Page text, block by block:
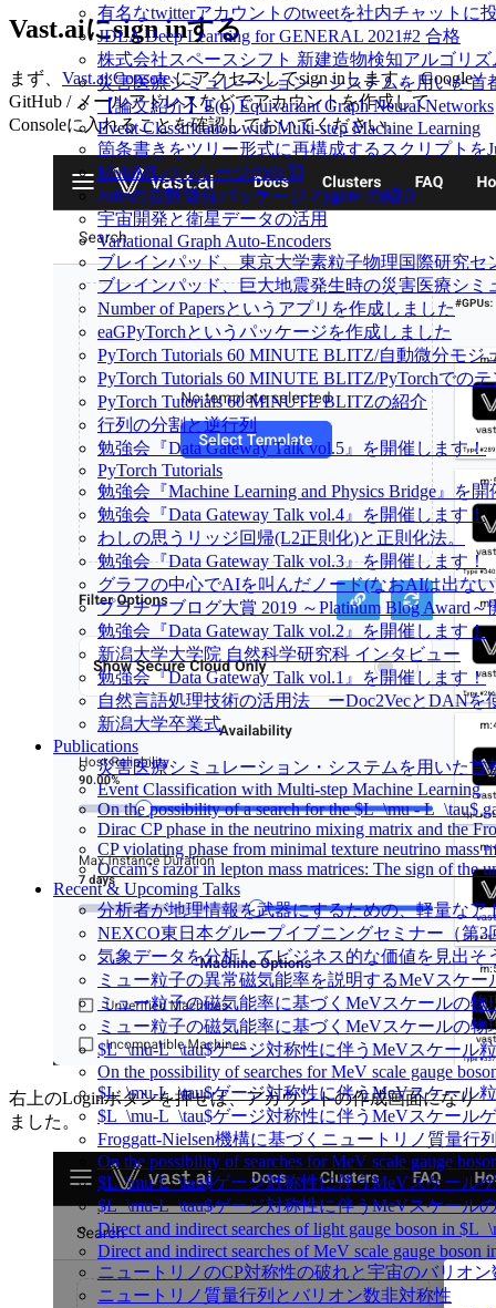
有名なtwitterアカウントのtweetを社内チャットに
JDLA Deep Learning for GENERAL 2021#2 合格
株式会社スペースシフト 新建造物検知アルゴリズ
災害医療シミュレーション・システムを用いた首
【論文紹介】E(n) Equivariant Graph Neural Networks
Event Classification with Multi-step Machine Learning
箇条書きをツリー形式に再構成するスクリプトを
MultiMLパッケージの公開
Juliaの自動微分パッケージ Zygote の紹介
宇宙開発と衛星データの活用
Variational Graph Auto-Encoders
ブレインパッド、東京大学素粒子物理国際研究
ブレインパッド、巨大地震発生時の災害医療シ
Number of Papersというアプリを作成しました
eaGPyTorchというパッケージを作成しました
PyTorch Tutorials 60 MINUTE BLITZ/自動微分モジ
PyTorch Tutorials 60 MINUTE BLITZ/PyTorchでの
PyTorch Tutorials 60 MINUTE BLITZの紹介
行列の分割と逆行列
勉強会『Data Gateway Talk vol.5』を開催します！
PyTorch Tutorials
勉強会『Machine Learning and Physics Bridge』を
勉強会『Data Gateway Talk vol.4』を開催します！
わしの思うリッジ回帰(L2正則化)と正則化法。
勉強会『Data Gateway Talk vol.3』を開催します！
グラフの中心でAIを叫んだノード(なおAIは出な
プラチナブログ大賞 2019 ～Platinum Blog Award
勉強会『Data Gateway Talk vol.2』を開催します！
新潟大学大学院 自然科学研究科 インタビュー
勉強会『Data Gateway Talk vol.1』を開催します！
自然言語処理技術の活用法 ーDoc2VecとDANを
新潟大学卒業式
Publications
災害医療シミュレーション・システムを用いた首
Event Classification with Multi-step Machine Learning
On the possibility of a search for the $L_\mu - L_\tau$
Dirac CP phase in the neutrino mixing matrix and the
CP violating phase from minimal texture neutrino mass
Occam’s razor in lepton mass matrices: The sign of the
Recent & Upcoming Talks
分析者が地理情報を武器にするための、軽量なア
NEXCO東日本グループイブニングセミナー（第
気象データを分析してビジネス的な価値を見出そ
ミュー粒子の異常磁気能率を説明するMeVスケー
ミュー粒子の磁気能率に基づくMeVスケールの物
ミュー粒子の磁気能率に基づくMeVスケールの物
$L_\mu-L_\tau$ゲージ対称性に伴うMeVスケール
On the possibility of searches for MeV scale gauge
$L_\mu-L_\tau$ゲージ対称性に伴うMeVスケール
$L_\mu-L_\tau$ゲージ対称性に伴うMeVスケール
Froggatt-Nielsen機構に基づくニュートリノ質量行
On the possibility of searches for MeV scale gauge
$L_\mu-L_\tau$ゲージ対称性に伴うMeVスケール
$L_\mu-L_\tau$ゲージ対称性に伴うMeVスケール
Direct and indirect searches of light gauge boson in
Direct and indirect searches of MeV scale gauge boson
ニュートリノのCP対称性の破れと宇宙のバリオ
ニュートリノ質量行列とバリオン数非対称性
Vast.aiにsign inする
まず、 Vast.ai Consoleにアクセスしてsign inします。 Google /
GitHub / メールアドレスなどでアカウントを作成して、
Consoleに入れることを確認しておいてください。
右上のLoginボタンを押せば、アカウントの作成画面になり
ました。